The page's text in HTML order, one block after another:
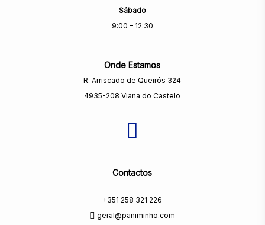
Sábado
9:00 – 12:30
Onde Estamos
R. Arriscado de Queirós 324
4935-208 Viana do Castelo
Contactos
+351 258 321 226
geral@paniminho.com